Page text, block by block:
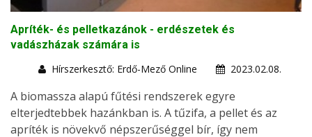
Apríték- és pelletkazánok - erdészetek és
vadászházak számára is
Hírszerkesztő: Erdő-Mező Online
2023.02.08.
A biomassza alapú fűtési rendszerek egyre
elterjedtebbek hazánkban is. A tűzifa, a pellet és az
apríték is növekvő népszerűséggel bír, így nem